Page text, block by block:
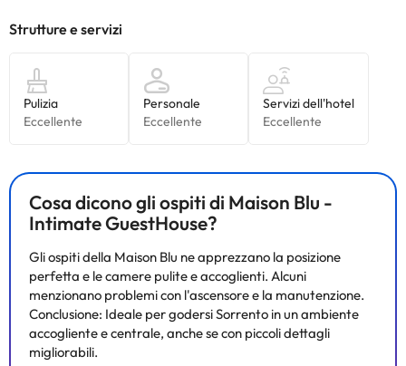
Alcuni dei servizi indicati potrebbero essere a pagamento. Puoi
Tutte le informazioni presenti in questa pagina sono soggette a
modifiche da parte della struttura. Se hai dubbi, contattaci.
Cosa dicono gli ospiti di Maison Blu -
Intimate GuestHouse?
Gli ospiti della Maison Blu ne apprezzano la posizione
perfetta e le camere pulite e accoglienti. Alcuni
menzionano problemi con l'ascensore e la manutenzione.
Conclusione: Ideale per godersi Sorrento in un ambiente
accogliente e centrale, anche se con piccoli dettagli
migliorabili.